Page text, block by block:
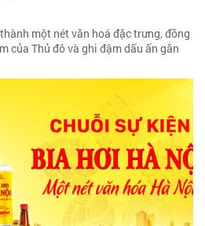
một nét văn hoá đặc trưng, đồng
của Thủ đô và ghi đậm dấu ấn gắn